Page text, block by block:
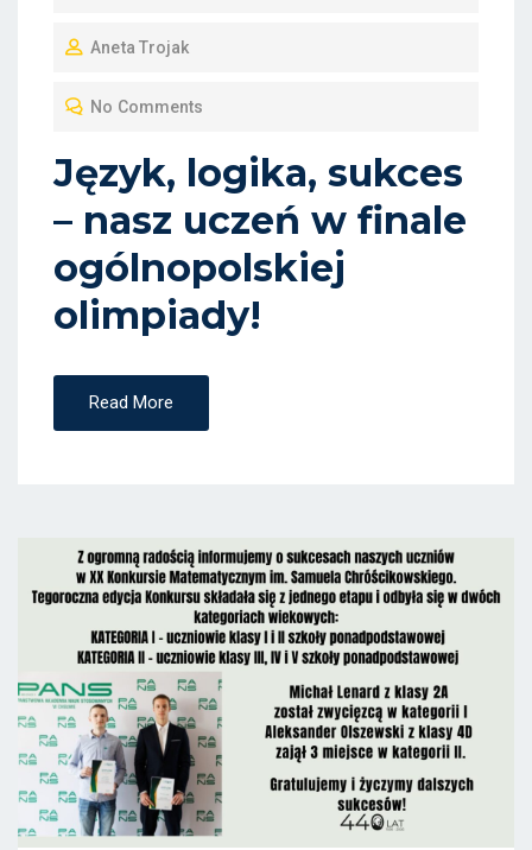
S
O
N
Aneta Trojak
No Comments
Język, logika, sukces
– nasz uczeń w finale
ogólnopolskiej
olimpiady!
Read More